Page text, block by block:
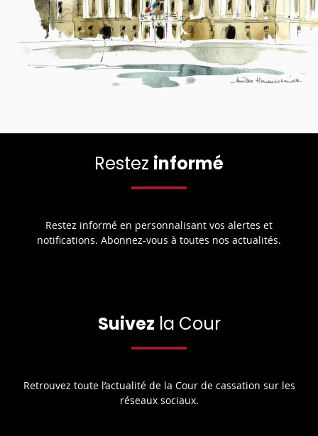
Restez informé
Restez informé en personnalisant vos alertes et
notifications. Abonnez-vous à toutes nos actualités.
Suivez la Cour
Retrouvez toute l’actualité de la Cour de cassation sur les
réseaux sociaux.